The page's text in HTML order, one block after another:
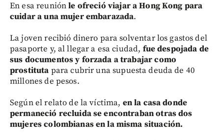
En esa reuniónle ofreció viajar a Hong Kong para
cuidar a una mujer embarazada.
La joven recibió dinero para solventar los gastos del
pasaporte y, al llegar a esa ciudad, fue despojada de
sus documentos y forzada a trabajar como
prostituta para cubrir una supuesta deuda de 40
millones de pesos.
Según el relato de la víctima, en la casa donde
permaneció recluida se encontraban otras dos
mujeres colombianas en la misma situación.